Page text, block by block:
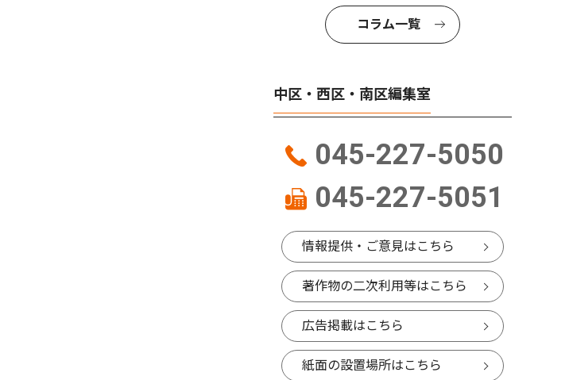
コラム一覧
中区・西区・南区編集室
045-227-5050
045-227-5051
情報提供・ご意見はこちら
著作物の二次利用等はこちら
広告掲載はこちら
紙面の設置場所はこちら